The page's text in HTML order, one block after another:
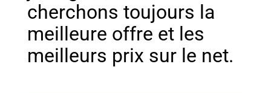
cherchons toujours la
meilleure offre et les
meilleurs prix sur le net.